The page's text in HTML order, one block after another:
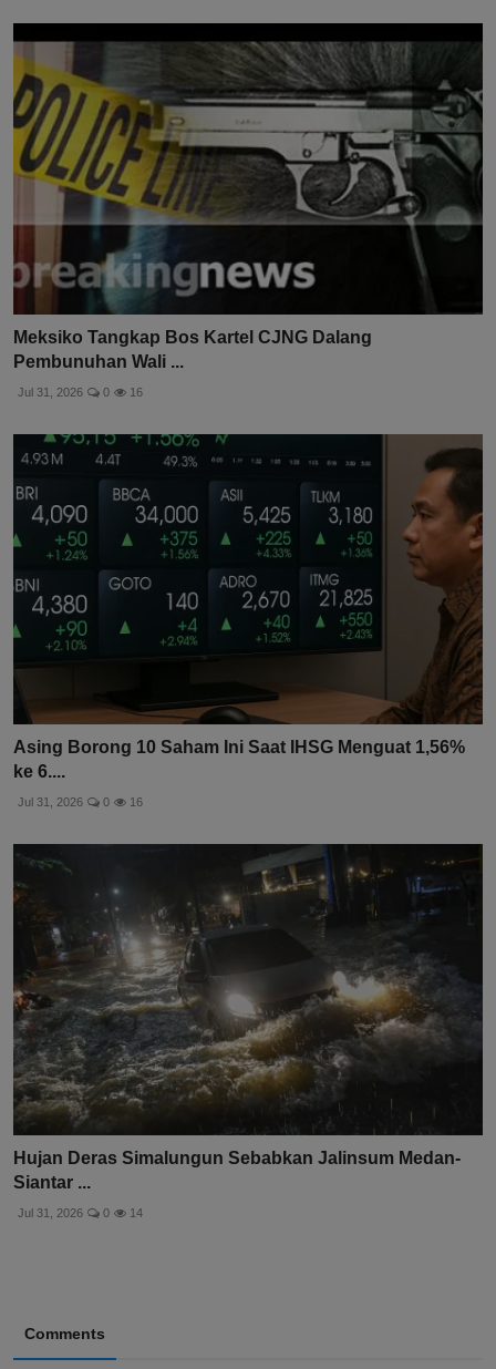
Meksiko Tangkap Bos Kartel CJNG Dalang
Pembunuhan Wali ...
Jul 31, 2026 0 16
Asing Borong 10 Saham Ini Saat IHSG Menguat 1,56%
ke 6....
Jul 31, 2026 0 16
Hujan Deras Simalungun Sebabkan Jalinsum Medan-
Siantar ...
Jul 31, 2026 0 14
Comments